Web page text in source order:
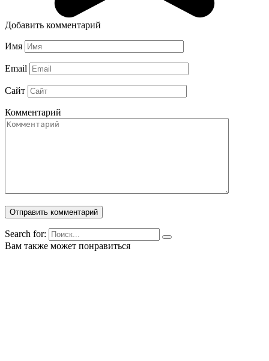
Добавить комментарий
Имя
Email
Сайт
Комментарий
Search for:
Вам также может понравиться